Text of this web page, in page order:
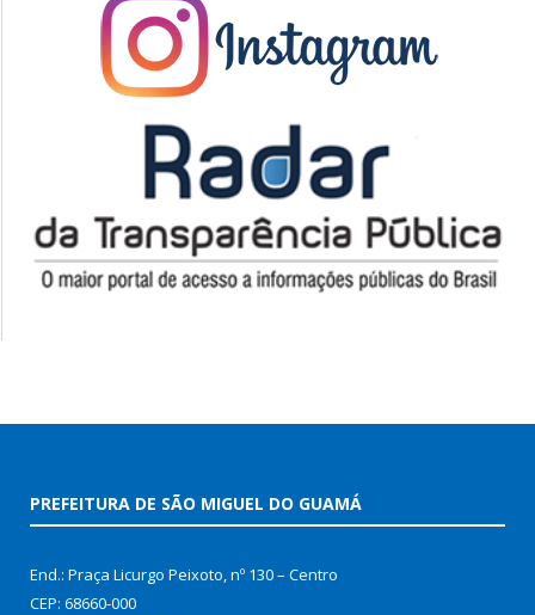
PREFEITURA DE SÃO MIGUEL DO GUAMÁ
End.: Praça Licurgo Peixoto, nº 130 – Centro
CEP: 68660-000